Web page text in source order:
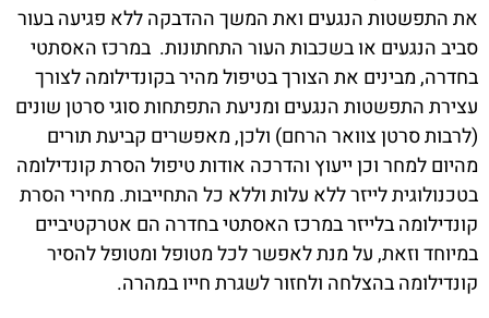
את התפשטות הנגעים ואת המשך ההדבקה ללא פגיעה בעור
סביב הנגעים או בשכבות העור התחתונות. במרכז האסתטי
בחדרה, מבינים את הצורך בטיפול מהיר בקונדילומה לצורך
עצירת התפשטות הנגעים ומניעת התפתחות סוגי סרטן שונים
(לרבות סרטן צוואר הרחם) ולכן, מאפשרים קביעת תורים
מהיום למחר וכן ייעוץ והדרכה אודות טיפול הסרת קונדילומה
בטכנולוגית לייזר ללא עלות וללא כל התחייבות. מחירי הסרת
קונדילומה בלייזר במרכז האסתטי בחדרה הם אטרקטיביים
במיוחד וזאת, על מנת לאפשר לכל מטופל ומטופל להסיר
קונדילומה בהצלחה ולחזור לשגרת חייו במהרה.